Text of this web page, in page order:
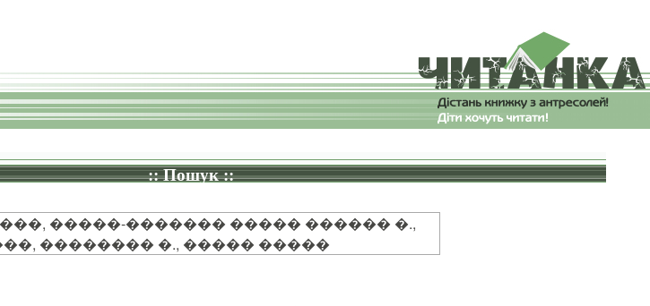
:: Пошук ::
�����-������� ����� ������ �.,
�������� �., ����� �����